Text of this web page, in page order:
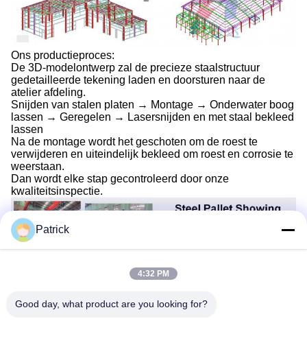
Ons productieproces:
De 3D-modelontwerp zal de precieze staalstructuur
gedetailleerde tekening laden en doorsturen naar de
atelier afdeling.
Snijden van stalen platen → Montage → Onderwater boog
lassen → Geregelen → Lasersnijden en met staal bekleed
lassen
Na de montage wordt het geschoten om de roest te
verwijderen en uiteindelijk bekleed om roest en corrosie te
weerstaan.
Dan wordt elke stap gecontroleerd door onze
kwaliteitsinspectie.
Patrick
4:32 PM
Good day, what product are you looking for?